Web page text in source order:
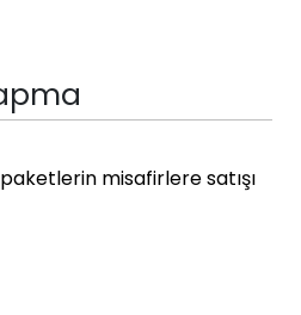
misafirlere satışı